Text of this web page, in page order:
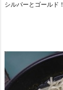
シルバーとゴールド！